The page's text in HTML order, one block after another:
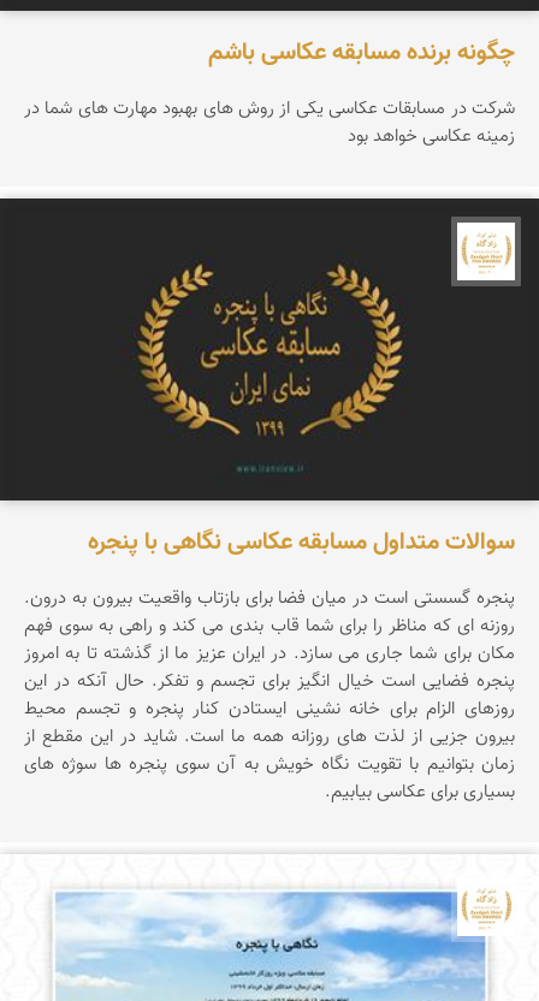
چگونه برنده مسابقه عکاسی باشم
شرکت در مسابقات عکاسی یکی از روش های بهبود مهارت های شما در
زمینه عکاسی خواهد بود
سوالات متداول مسابقه عکاسی نگاهی با پنجره
پنجره گسستی است در میان فضا برای بازتاب واقعیت بیرون به درون.
روزنه ای که مناظر را برای شما قاب بندی می کند و راهی به سوی فهم
مکان برای شما جاری می سازد. در ایران عزیز ما از گذشته تا به امروز
پنجره فضایی است خیال انگیز برای تجسم و تفکر. حال آنکه در این
روزهای الزام برای خانه نشینی ایستادن کنار پنجره و تجسم محیط
بیرون جزیی از لذت های روزانه همه ما است. شاید در این مقطع از
زمان بتوانیم با تقویت نگاه خویش به آن سوی پنجره ها سوژه های
بسیاری برای عکاسی بیابیم.
جشنواره نمای ایران